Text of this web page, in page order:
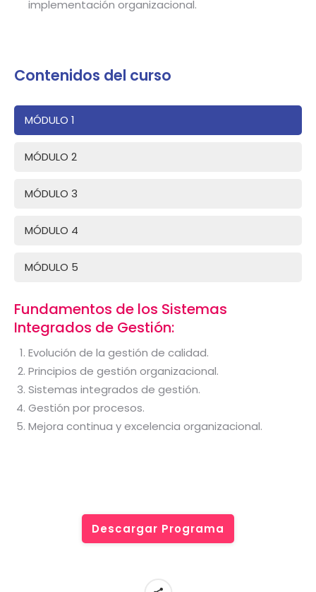
implementación organizacional.
Contenidos del curso
MÓDULO 1
MÓDULO 2
MÓDULO 3
MÓDULO 4
MÓDULO 5
Fundamentos de los Sistemas
Integrados de Gestión:
Evolución de la gestión de calidad.
Principios de gestión organizacional.
Sistemas integrados de gestión.
Gestión por procesos.
Mejora continua y excelencia organizacional.
Descargar Programa